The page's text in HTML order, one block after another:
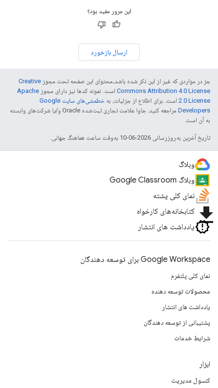
این مرور مفید بود؟
ارسال بازخورد
جز در مواردی که غیر از این ذکر شده باشد،‌محتوای این صفحه تحت مجوز Creative
Commons Attribution 4.0 License است. نمونه کدها نیز دارای مجوز Apache
2.0 License است. برای اطلاع از جزئیات، به
خطمشی‌های سایت Google
Developers‏
مراجعه کنید. جاوا علامت تجاری ثبت‌شده Oracle و/یا شرکت‌های وابسته
به آن است.
تاریخ آخرین به‌روزرسانی 2026-06-10 به‌وقت ساعت هماهنگ جهانی.
وبلاگ
وبلاگ Google Classroom
نمای کلی پشته
file_download کتابخانه‌های کارخواه
یادداشت های انتشار
Google Workspace برای توسعه دهندگان
نمای کلی پلتفرم
محصولات توسعه دهنده
یادداشت های انتشار
پشتیبانی از توسعه دهندگان
شرایط خدمات
ابزار
کنسول مدیریت